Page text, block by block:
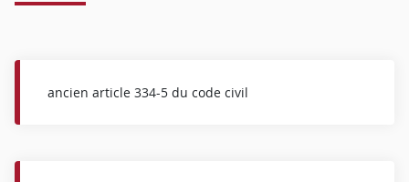
ancien article 334-5 du code civil